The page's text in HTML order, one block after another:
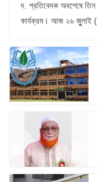
দ. প্রতিবেদক অবশেষে তিন
কার্যক্রম। আজ ২৬ জুুলাই